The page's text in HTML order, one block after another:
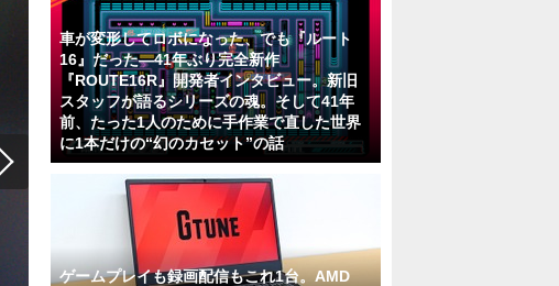
車が変形してロボになった、でも『ルート
16』だった―41年ぶり完全新作
『ROUTE16R』開発者インタビュー。新旧
スタッフが語るシリーズの魂。そして41年
前、たった1人のために手作業で直した世界
に1本だけの“幻のカセット”の話
ゲームプレイも録画配信もこれ1台。AMD